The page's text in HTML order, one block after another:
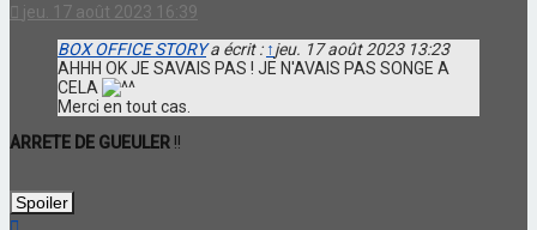
jeu. 17 août 2023 16:39
BOX OFFICE STORYa écrit : ↑jeu. 17 août 2023 13:23
AHHH OK JE SAVAIS PAS ! JE N'AVAIS PAS SONGE A
CELA
Merci en tout cas.
ARRETE DE GUEULER !!